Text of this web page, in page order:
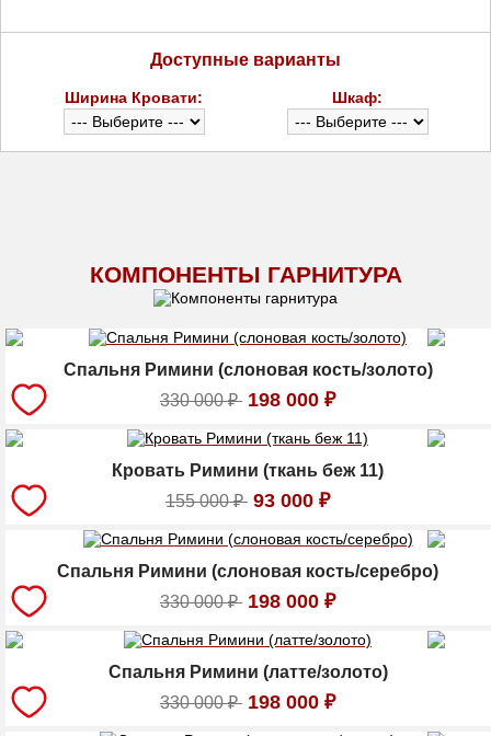
Доступные варианты
Ширина Кровати: Шкаф:
КОМПОНЕНТЫ ГАРНИТУРА
Спальня Римини (слоновая кость/золото)
330 000₽ 198 000 ₽
Кровать Римини (ткань беж 11)
155 000₽ 93 000 ₽
Спальня Римини (слоновая кость/серебро)
330 000₽ 198 000 ₽
Спальня Римини (латте/золото)
330 000₽ 198 000 ₽